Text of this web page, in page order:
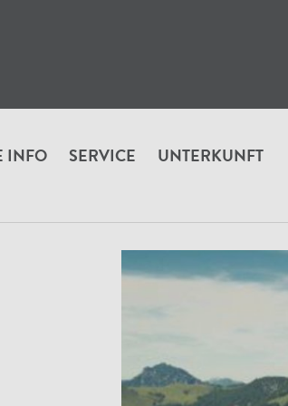
INFO SERVICE UNTERKUNFT